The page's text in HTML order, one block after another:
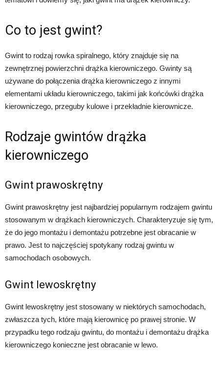
Co to jest gwint?
Gwint to rodzaj rowka spiralnego, który znajduje się na
zewnętrznej powierzchni drążka kierowniczego. Gwinty są
używane do połączenia drążka kierowniczego z innymi
elementami układu kierowniczego, takimi jak końcówki drążka
kierowniczego, przeguby kulowe i przekładnie kierownicze.
Rodzaje gwintów drążka
kierowniczego
Gwint prawoskrętny
Gwint prawoskrętny jest najbardziej popularnym rodzajem gwintu
stosowanym w drążkach kierowniczych. Charakteryzuje się tym,
że do jego montażu i demontażu potrzebne jest obracanie w
prawo. Jest to najczęściej spotykany rodzaj gwintu w
samochodach osobowych.
Gwint lewoskrętny
Gwint lewoskrętny jest stosowany w niektórych samochodach,
zwłaszcza tych, które mają kierownicę po prawej stronie. W
przypadku tego rodzaju gwintu, do montażu i demontażu drążka
kierowniczego konieczne jest obracanie w lewo.